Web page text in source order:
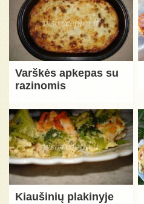
Varškės apkepas su
razinomis
Kiaušinių plakinyje